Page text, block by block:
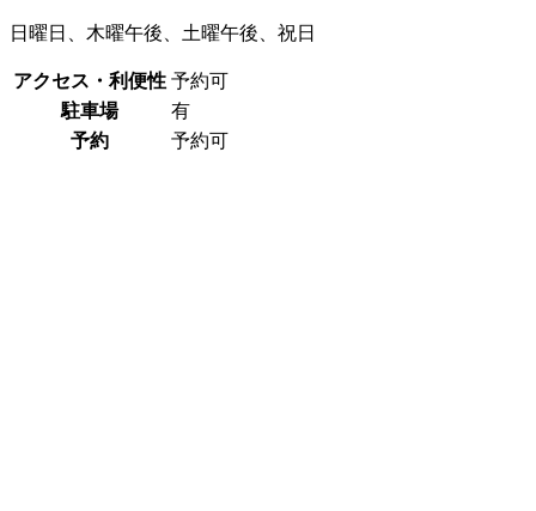
日曜日、木曜午後、土曜午後、祝日
アクセス・利便性 予約可
駐車場
有
予約
予約可